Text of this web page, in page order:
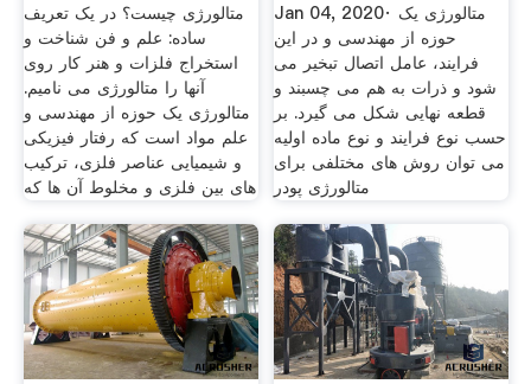
متالورژی چیست؟ در یک تعریف
ساده: علم و فن شناخت و
استخراج فلزات و هنر کار روی
آنها را متالورژی می نامیم.
متالورژی یک حوزه از مهندسی و
علم مواد است که رفتار فیزیکی
و شیمیایی عناصر فلزی، ترکیب
های بین فلزی و مخلوط آن ها که
Jan 04, 2020· متالورژی یک
حوزه از مهندسی و در این
فرایند، عامل اتصال تبخیر می
شود و ذرات به هم می چسبند و
قطعه نهایی شکل می گیرد. بر
حسب نوع فرایند و نوع ماده اولیه
می توان روش های مختلفی برای
متالورژی پودر